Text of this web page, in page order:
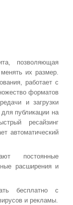
позволяющая
их размер.
работает с
форматов
и загрузки
публикации на
ресайзинг
автоматический
постоянные
расширения и
бесплатно с
и рекламы.